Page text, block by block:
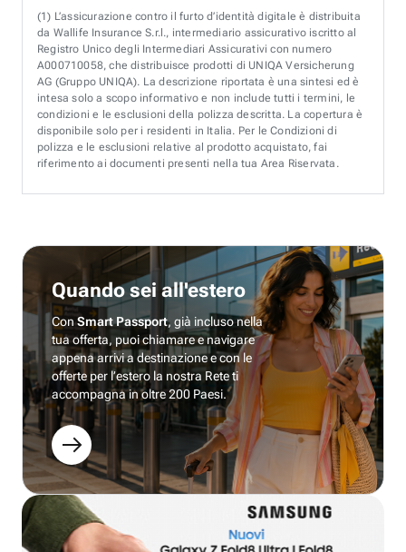
(1) L’assicurazione contro il furto d’identità digitale è distribuita
da Wallife Insurance S.r.l., intermediario assicurativo iscritto al
Registro Unico degli Intermediari Assicurativi con numero
A000710058, che distribuisce prodotti di UNIQA Versicherung
AG (Gruppo UNIQA). La descrizione riportata è una sintesi ed è
intesa solo a scopo informativo e non include tutti i termini, le
condizioni e le esclusioni della polizza descritta. La copertura è
disponibile solo per i residenti in Italia. Per le Condizioni di
polizza e le esclusioni relative al prodotto acquistato, fai
riferimento ai documenti presenti nella tua Area Riservata.
Quando sei all'estero
ConSmart Passport, già incluso nella
tua offerta, puoi chiamare e navigare
appena arrivi a destinazione e con le
offerte per l’estero la nostra Rete ti
accompagna in oltre 200 Paesi.